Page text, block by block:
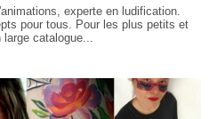
experte en ludification.
pour tous. Pour les plus petits et
catalogue...